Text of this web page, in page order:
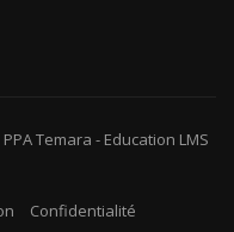
Temara - Education LMS
Confidentialité